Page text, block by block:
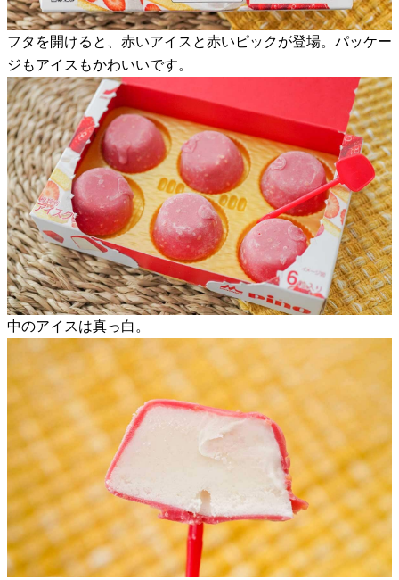
フタを開けると、赤いアイスと赤いピックが登場。パッケー
ジもアイスもかわいいです。
中のアイスは真っ白。